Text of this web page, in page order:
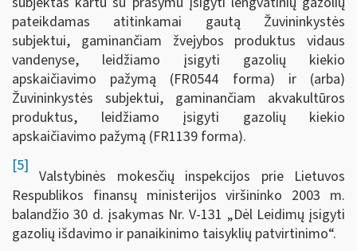
pateikdamas atitinkamai gautą Žuvininkystės
subjektui, gaminančiam žvejybos produktus vidaus
vandenyse, leidžiamo įsigyti gazolių kiekio
apskaičiavimo pažymą (FR0544 forma) ir (arba)
Žuvininkystės subjektui, gaminančiam akvakultūros
produktus, leidžiamo įsigyti gazolių kiekio
apskaičiavimo pažymą (FR1139 forma).
[5]
Valstybinės mokesčių inspekcijos prie Lietuvos
Respublikos finansų ministerijos viršininko 2003 m.
balandžio 30 d. įsakymas Nr. V-131 „Dėl Leidimų įsigyti
gazolių išdavimo ir panaikinimo taisyklių patvirtinimo“.